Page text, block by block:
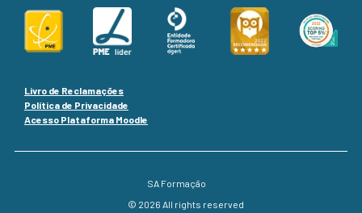
Livro de Reclamações
Política de Privacidade
Acesso Plataforma Moodle
SA Formação
© 2026 All rights reserved